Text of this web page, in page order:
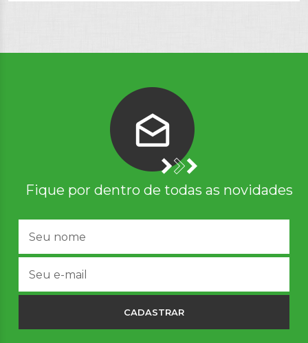
Fique por dentro de todas as novidades
CADASTRAR